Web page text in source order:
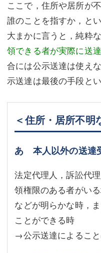
ここで，住所や居所が
誰のことを指すか，と
大まかに言うと，純粋
領できる者が実際に送
合には公示送達は使え
示送達は最後の手段と
＜住所・居所不明
あ 本人以外の送達
法定代理人，訴訟代
領権限のある者がい
などが明らかな時，
ことができる時
→公示送達によるこ